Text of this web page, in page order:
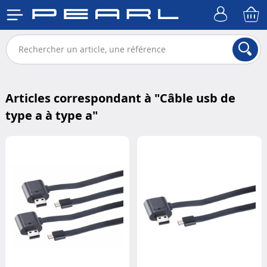
Articles correspondant à "Câble usb de
type a à type a"